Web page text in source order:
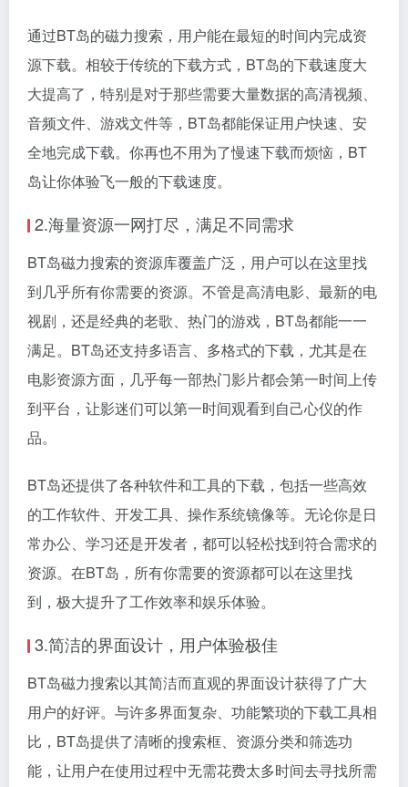
通过BT岛的磁力搜索，用户能在最短的时间内完成资
源下载。相较于传统的下载方式，BT岛的下载速度大
大提高了，特别是对于那些需要大量数据的高清视频、
音频文件、游戏文件等，BT岛都能保证用户快速、安
全地完成下载。你再也不用为了慢速下载而烦恼，BT
岛让你体验飞一般的下载速度。
2.海量资源一网打尽，满足不同需求
BT岛磁力搜索的资源库覆盖广泛，用户可以在这里找
到几乎所有你需要的资源。不管是高清电影、最新的电
视剧，还是经典的老歌、热门的游戏，BT岛都能一一
满足。BT岛还支持多语言、多格式的下载，尤其是在
电影资源方面，几乎每一部热门影片都会第一时间上传
到平台，让影迷们可以第一时间观看到自己心仪的作
品。
BT岛还提供了各种软件和工具的下载，包括一些高效
的工作软件、开发工具、操作系统镜像等。无论你是日
常办公、学习还是开发者，都可以轻松找到符合需求的
资源。在BT岛，所有你需要的资源都可以在这里找
到，极大提升了工作效率和娱乐体验。
3.简洁的界面设计，用户体验极佳
BT岛磁力搜索以其简洁而直观的界面设计获得了广大
用户的好评。与许多界面复杂、功能繁琐的下载工具相
比，BT岛提供了清晰的搜索框、资源分类和筛选功
能，让用户在使用过程中无需花费太多时间去寻找所需